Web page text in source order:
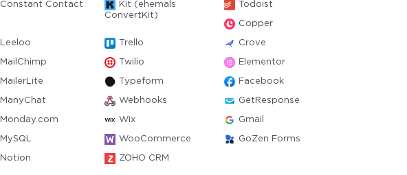
Constant Contact
Kit (ehemals
ConvertKit)
Todoist
Copper
Leeloo Trello Crove
MailChimp Twilio Elementor
MailerLite Typeform Facebook
ManyChat Webhooks GetResponse
Monday.com Wix Gmail
MySQL WooCommerce GoZen Forms
Notion ZOHO CRM